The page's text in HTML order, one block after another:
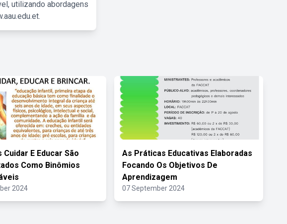
utilizando abordagens
Cuidar E Educar São
Como Binômios
2024
As Práticas Educativas Elaboradas
Focando Os Objetivos De
Aprendizagem
07 September 2024